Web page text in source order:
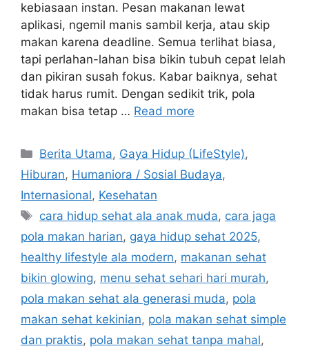
kebiasaan instan. Pesan makanan lewat
aplikasi, ngemil manis sambil kerja, atau skip
makan karena deadline. Semua terlihat biasa,
tapi perlahan-lahan bisa bikin tubuh cepat lelah
dan pikiran susah fokus. Kabar baiknya, sehat
tidak harus rumit. Dengan sedikit trik, pola
makan bisa tetap … Read more
C
a
e
g
o
r
i
s
Berita Utama, Gaya Hidup (LifeStyle),
Hiburan, Humaniora / Sosial Budaya,
Internasional, Kesehatan
T
a
s
cara hidup sehat ala anak muda, cara jaga
pola makan harian, gaya hidup sehat 2025,
healthy lifestyle ala modern, makanan sehat
bikin glowing, menu sehat sehari hari murah,
pola makan sehat ala generasi muda, pola
makan sehat kekinian, pola makan sehat simple
dan praktis, pola makan sehat tanpa mahal,